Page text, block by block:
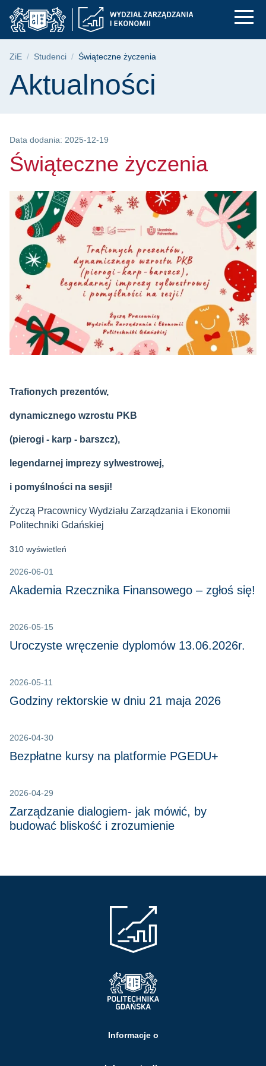
Przejdź
do
menu
Przejdź
do
wyszukiwarki
Przejdź
do
treści
Świąteczne
Ścieżka nawigacyjna
ZiE Studenci Świąteczne życzenia
Treść strony
Aktualności
Data dodania: 2025-12-19
Świąteczne życzenia
Trafionych prezentów,
dynamicznego wzrostu PKB
(pierogi - karp - barszcz),
legendarnej imprezy sylwestrowej,
i pomyślności na sesji!
Życzą Pracownicy Wydziału Zarządzania i Ekonomii
Politechniki Gdańskiej
310 wyświetleń
2026-06-01
Akademia Rzecznika Finansowego – zgłoś się!
2026-05-15
Uroczyste wręczenie dyplomów 13.06.2026r.
2026-05-11
Godziny rektorskie w dniu 21 maja 2026
2026-04-30
Bezpłatne kursy na platformie PGEDU+
2026-04-29
Zarządzanie dialogiem- jak mówić, by
budować bliskość i zrozumienie
Informacje o